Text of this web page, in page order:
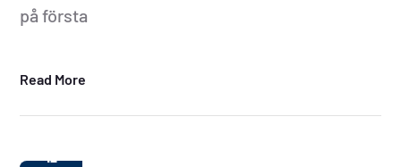
på första
Read More
12